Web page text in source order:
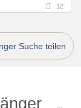
12
Suche teilen